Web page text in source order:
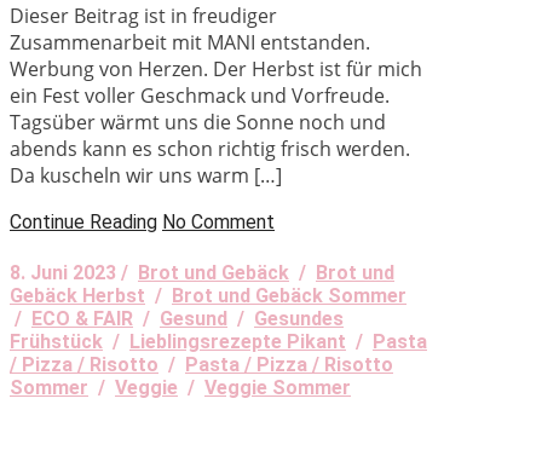
Dieser Beitrag ist in freudiger
Zusammenarbeit mit MANI entstanden.
Werbung von Herzen. Der Herbst ist für mich
ein Fest voller Geschmack und Vorfreude.
Tagsüber wärmt uns die Sonne noch und
abends kann es schon richtig frisch werden.
Da kuscheln wir uns warm […]
Continue Reading No Comment
8. Juni 2023 / Brot und Gebäck / Brot und
Gebäck Herbst / Brot und Gebäck Sommer
/ ECO & FAIR / Gesund / Gesundes
Frühstück / Lieblingsrezepte Pikant / Pasta
/ Pizza / Risotto / Pasta / Pizza / Risotto
Sommer / Veggie / Veggie Sommer